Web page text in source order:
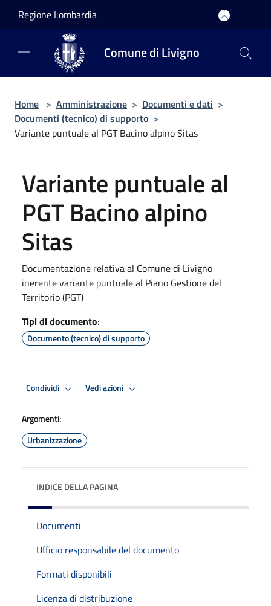
Regione Lombardia
Comune di Livigno
Home > Amministrazione > Documenti e dati >
Documenti (tecnico) di supporto >
Variante puntuale al PGT Bacino alpino Sitas
Variante puntuale al
PGT Bacino alpino
Sitas
Documentazione relativa al Comune di Livigno
inerente variante puntuale al Piano Gestione del
Territorio (PGT)
Tipi di documento:
Documento (tecnico) di supporto
Condividi Vedi azioni
Argomenti:
Urbanizzazione
INDICE DELLA PAGINA
Documenti
Ufficio responsabile del documento
Formati disponibili
Licenza di distribuzione